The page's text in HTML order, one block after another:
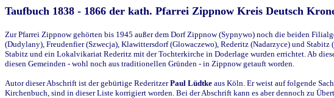
Taufbuch 1838 - 1866 der kath. Pfarrei Zippnow Kreis Deutsch
Zur Pfarrei Zippnow gehörten bis 1945 außer dem Dorf Zippnow (Sypnywo) noch die beiden
(Dudylany), Freudenfier (Szwecja), Klawittersdorf (Glowaczewo), Rederitz (Nadarzyce) und
Stabitz und ein Lokalvikariat Rederitz mit der Tochterkirche in Doderlage wurden errichtet. Ab
diesen Gemeinden - wohl noch aus traditionellen Gründen - in Zippnow getauft worden.
Autor dieser Abschrift ist der gebürtige RederitzerPaul Lüdtke aus Köln. Er weist auf folgende
Kirchenbuch, sind in dieser Liste korrigiert worden. Bei der Abschrift kann es aber dennoch zu